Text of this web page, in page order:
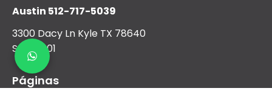
Austin 512-717-5039
3300 Dacy Ln Kyle TX 78640
Suite 1001
Páginas